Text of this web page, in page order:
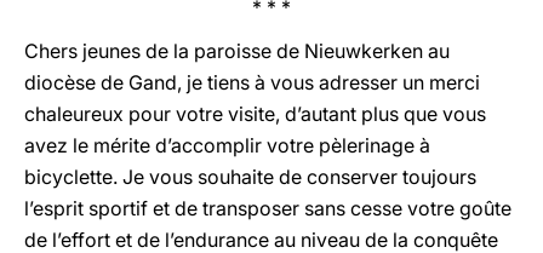
* * *
Chers jeunes de la paroisse de Nieuwkerken au
diocèse de Gand, je tiens à vous adresser un merci
chaleureux pour votre visite, d’autant plus que vous
avez le mérite d’accomplir votre pèlerinage à
bicyclette. Je vous souhaite de conserver toujours
l’esprit sportif et de transposer sans cesse votre goûte
de l’effort et de l’endurance au niveau de la conquête